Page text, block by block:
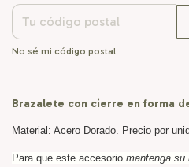
No sé mi código postal
Brazalete con cierre en forma
Material: Acero Dorado. Precio por
Para que este accesorio mantenga su